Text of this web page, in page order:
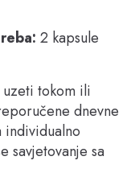
2 kapsule
uzeti tokom ili
dnevne
savjetovanje sa